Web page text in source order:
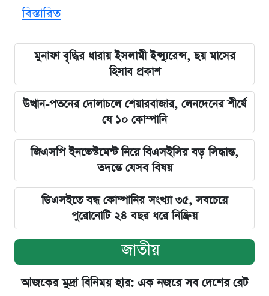
বিস্তারিত
মুনাফা বৃদ্ধির ধারায় ইসলামী ইন্স্যুরেন্স, ছয় মাসের
হিসাব প্রকাশ
উত্থান-পতনের দোলাচলে শেয়ারবাজার, লেনদেনের শীর্ষে
যে ১০ কোম্পানি
জিএসপি ইনভেস্টমেন্ট নিয়ে বিএসইসির বড় সিদ্ধান্ত,
তদন্তে যেসব বিষয়
ডিএসইতে বন্ধ কোম্পানির সংখ্যা ৩৫, সবচেয়ে
পুরোনোটি ২৪ বছর ধরে নিষ্ক্রিয়
জাতীয়
আজকের মুদ্রা বিনিময় হার: এক নজরে সব দেশের রেট